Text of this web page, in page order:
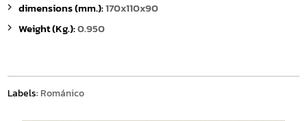
dimensions (mm.):170x110x90
Weight (Kg.):0.950
Labels: Románico